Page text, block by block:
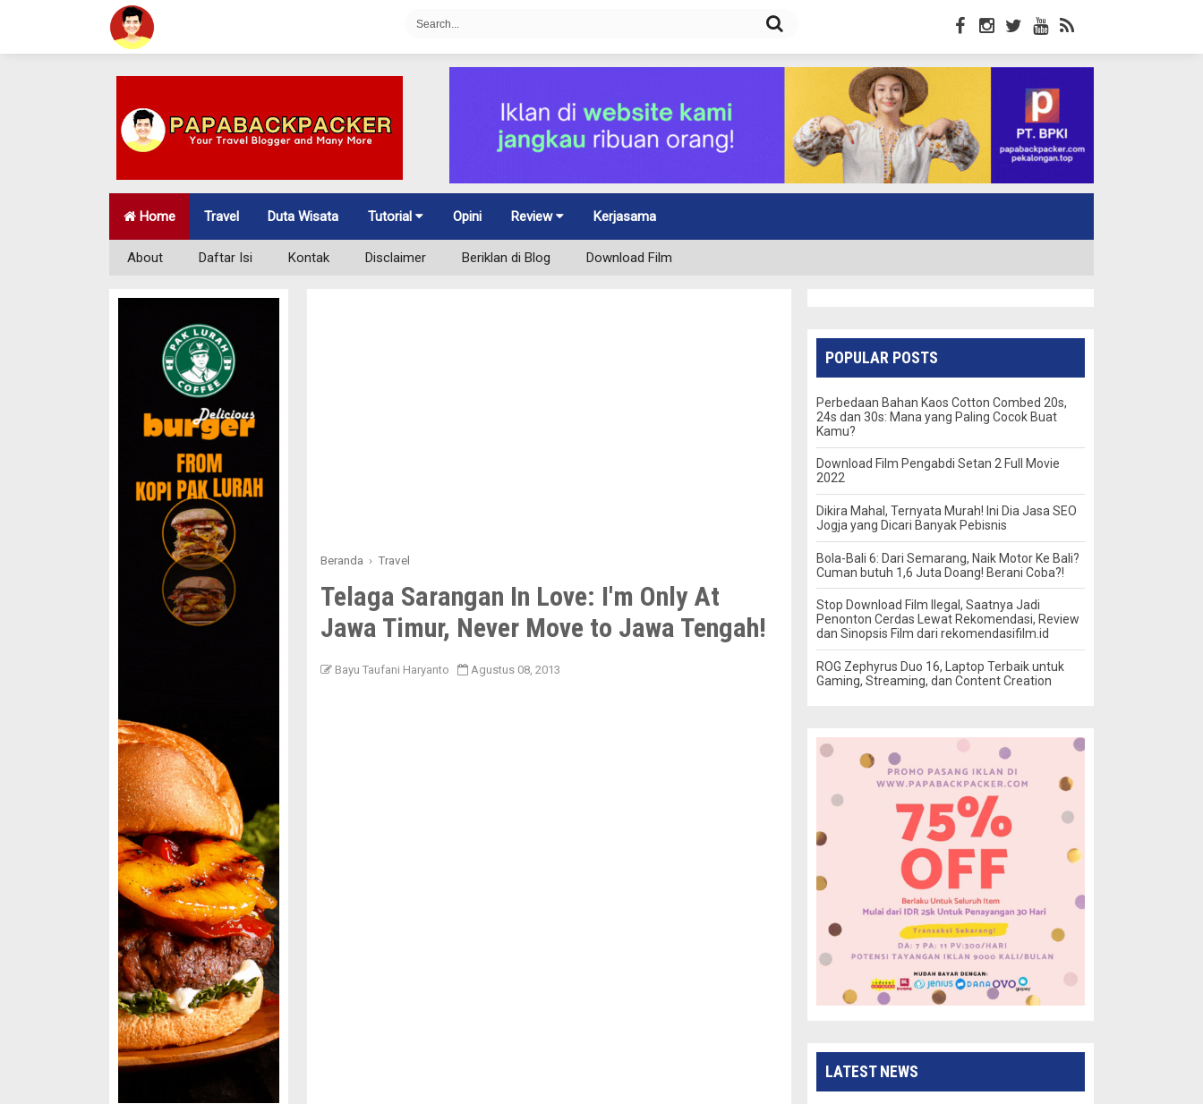
Home Travel Duta Wisata Tutorial Opini Review Kerjasama
About Daftar Isi Kontak Disclaimer Beriklan di Blog Download Film
Beranda › Travel
Telaga Sarangan In Love: I'm Only At
Jawa Timur, Never Move to Jawa Tengah!
Bayu Taufani Haryanto Agustus 08, 2013
POPULAR POSTS
Perbedaan Bahan Kaos Cotton Combed 20s,
24s dan 30s: Mana yang Paling Cocok Buat
Kamu?
Download Film Pengabdi Setan 2 Full Movie
2022
Dikira Mahal, Ternyata Murah! Ini Dia Jasa SEO
Jogja yang Dicari Banyak Pebisnis
Bola-Bali 6: Dari Semarang, Naik Motor Ke Bali?
Cuman butuh 1,6 Juta Doang! Berani Coba?!
Stop Download Film Ilegal, Saatnya Jadi
Penonton Cerdas Lewat Rekomendasi, Review
dan Sinopsis Film dari rekomendasifilm.id
ROG Zephyrus Duo 16, Laptop Terbaik untuk
Gaming, Streaming, dan Content Creation
LATEST NEWS